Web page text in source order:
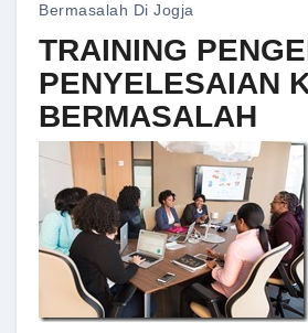
Bermasalah Di Jogja
TRAINING
PENYELESAIAN
BERMASALAH